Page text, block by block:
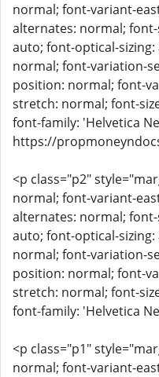
normal; font-variant-
alternates: normal;
auto; font-optical-
normal; font-variation-
position: normal; font-
stretch: normal; font-
font-family: 'Helvetica
https://
<p class="p2"
normal; font-variant-
alternates: normal;
auto; font-optical-
normal; font-variation-
position: normal; font-
stretch: normal; font-
font-family: 'Helvetica
<p class="p1"
normal; font-variant-